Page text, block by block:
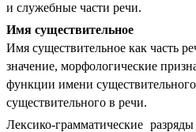
и служебные части речи.
Имя существительное
Имя существительное как часть
значение, морфологические
функции имени
существительного в речи.
Лексико-грамматические